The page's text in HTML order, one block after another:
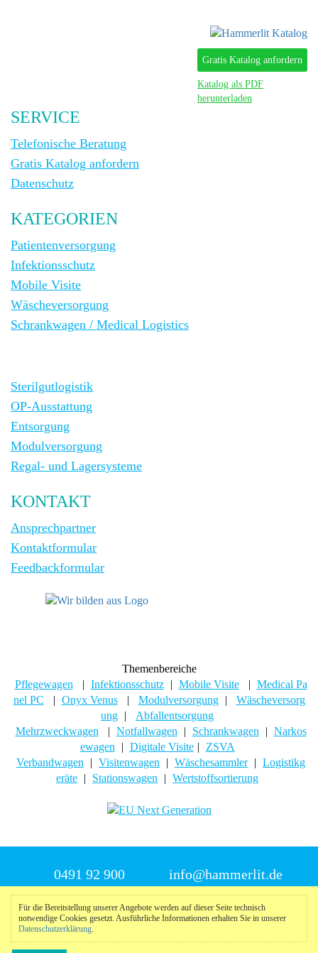
Gratis Katalog anfordern
Katalog als PDF
herunterladen
SERVICE
Telefonische Beratung
Gratis Katalog anfordern
Datenschutz
KATEGORIEN
Patientenversorgung
Infektionsschutz
Mobile Visite
Wäscheversorgung
Schrankwagen / Medical Logistics
Sterilgutlogistik
OP-Ausstattung
Entsorgung
Modulversorgung
Regal- und Lagersysteme
KONTAKT
Ansprechpartner
Kontaktformular
Feedbackformular
Themenbereiche
Pflegewagen
| Infektionsschutz | Mobile Visite | Medical Pa
nel PC
| Onyx Venus | Modulversorgung |
Wäscheversorg
ung |
Abfallentsorgung
Mehrzweckwagen
| Notfallwagen | Schrankwagen | Narkos
ewagen
| Digitale Visite |
ZSVA
Verbandwagen
| Visitenwagen | Wäschesammler | Logistikg
eräte | Stationswagen | Wertstoffsortierung
0491 92 900 info@hammerlit.de
© 2025 Hammerlit
Impressum
nach
Für die Bereitstellung unserer Angebote werden auf dieser Seite technisch
notwendige Cookies gesetzt. Ausführliche Informationen erhalten Sie in unserer
Datenschutzerklärung.